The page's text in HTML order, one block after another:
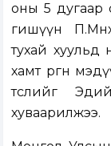
оны 5 дугаар
гишүүн
тухай хуульд
хамт өргөн
төслийг
хуваарилжээ.